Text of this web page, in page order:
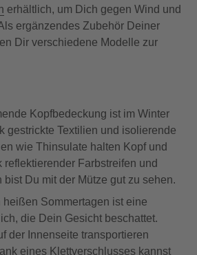
erhältlich, um Dich gegen Wind und
ergänzendes Zubehör Deiner
Dir verschiedene Modelle zur
Kopfbedeckung ist im Winter
gestrickte Textilien und isolierende
wie Thinsulate halten Kopf und
reflektierender Farbstreifen und
bist Du mit der Mütze gut zu sehen.
heißen Sommertagen ist eine
die Dein Gesicht beschattet.
der Innenseite transportieren
eines Klettverschlusses kannst